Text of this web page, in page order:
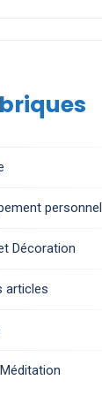
personnel
Décoration
articles